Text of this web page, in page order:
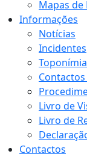
Mapas de
Informações
Notícias
Incidentes
Toponímia
Livro de
Livro de
Contactos